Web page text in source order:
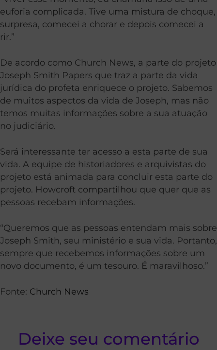
euforia complicada. Tive uma mistura de choque,
surpresa, comecei a chorar e depois comecei a
rir.”
De acordo como Church News, a parte do projeto
Joseph Smith Papers que traz a parte da vida
jurídica do profeta enriquece o projeto. Sabemos
de muitos aspectos da vida de Joseph, mas não
temos muitas informações sobre a sua atuação
no judiciário.
Será interessante ter acesso a esta parte de sua
vida. A equipe de historiadores e arquivistas do
projeto está animada para concluir esta parte do
projeto. Howcroft compartilhou que quer que as
pessoas recebam informações.
“Queremos que as pessoas entendam mais sobre
Joseph Smith, seu ministério e sua vida. Portanto,
sempre que recebemos informações sobre um
novo documento, é um tesouro. É maravilhoso.”
Fonte: Church News
Deixe seu comentário